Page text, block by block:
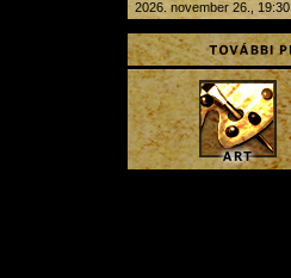
2026. november 26., 19:30